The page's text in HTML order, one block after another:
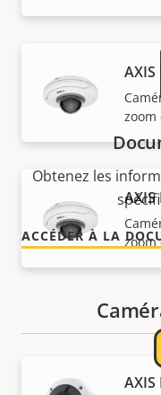
AXIS
zoom
AXIS
zoom
Obtenez les